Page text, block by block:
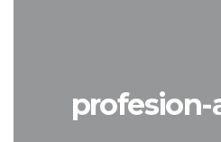
profesion-